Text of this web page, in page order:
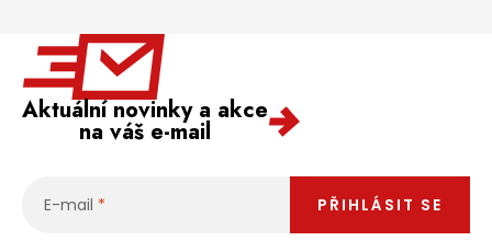
Aktuální novinky a akce
na váš e-mail
E-mail PŘIHLÁSIT SE